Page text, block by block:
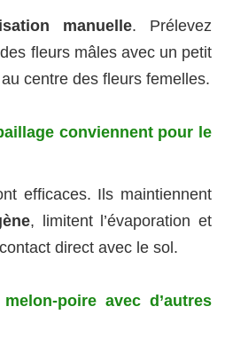
manuelle. Prélevez
fleurs mâles avec un petit
centre des fleurs femelles.
conviennent pour le
efficaces. Ils maintiennent
, limitent l’évaporation et
direct avec le sol.
poire avec d’autres